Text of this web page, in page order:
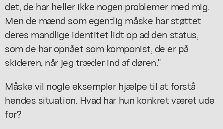
det, de har heller ikke nogen problemer med mig.
Men de mænd som egentlig måske har støttet
deres mandlige identitet lidt op ad den status,
som de har opnået som komponist, de er på
skideren, når jeg træder ind af døren."
Måske vil nogle eksempler hjælpe til at forstå
hendes situation. Hvad har hun konkret været ude
for?